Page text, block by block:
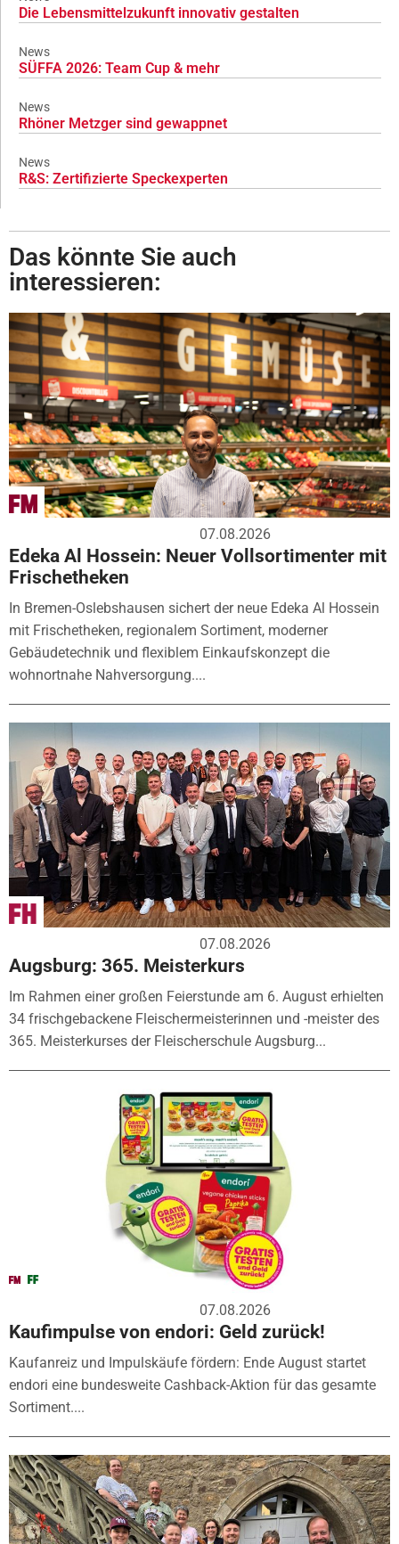
Die Lebensmittelzukunft innovativ gestalten
News
SÜFFA 2026: Team Cup & mehr
News
Rhöner Metzger sind gewappnet
News
R&S: Zertifizierte Speckexperten
Das könnte Sie auch
interessieren:
07.08.2026
Edeka Al Hossein: Neuer Vollsortimenter mit
Frischetheken
In Bremen-Oslebshausen sichert der neue Edeka Al Hossein
mit Frischetheken, regionalem Sortiment, moderner
Gebäudetechnik und flexiblem Einkaufskonzept die
wohnortnahe Nahversorgung....
07.08.2026
Augsburg: 365. Meisterkurs
Im Rahmen einer großen Feierstunde am 6. August erhielten
34 frischgebackene Fleischermeisterinnen und -meister des
365. Meisterkurses der Fleischerschule Augsburg...
07.08.2026
Kaufimpulse von endori: Geld zurück!
Kaufanreiz und Impulskäufe fördern: Ende August startet
endori eine bundesweite Cashback-Aktion für das gesamte
Sortiment....